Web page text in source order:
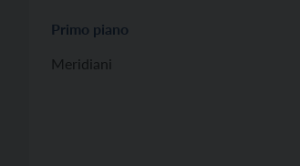
Primo piano
Meridiani